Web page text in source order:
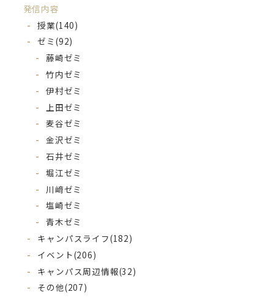
発信内容
授業(140)
ゼミ(92)
藤崎ゼミ
竹内ゼミ
伊村ゼミ
上田ゼミ
麦谷ゼミ
金沢ゼミ
石井ゼミ
堀江ゼミ
川﨑ゼミ
塩崎ゼミ
青木ゼミ
キャンパスライフ(182)
イベント(206)
キャンパス周辺情報(32)
その他(207)